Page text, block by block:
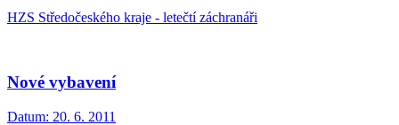
HZS Středočeského kraje - letečtí záchranáři
Nové vybavení
Datum: 20. 6. 2011